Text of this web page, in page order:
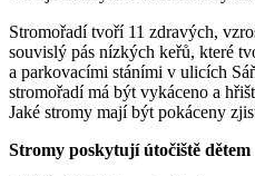
Stromořadí tvoří 11 zdravých,
souvislý pás nízkých keřů, které
a parkovacími stáními v ulicích
stromořadí má být vykáceno a
Jaké stromy mají být pokáceny
Stromy poskytují útočiště dětem